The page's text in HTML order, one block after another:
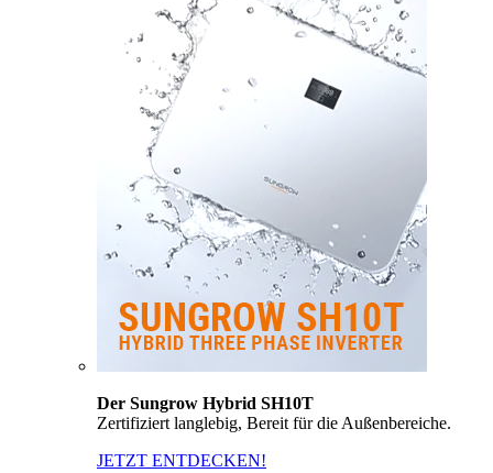
Der Sungrow Hybrid SH10T
Zertifiziert langlebig, Bereit für die Außenbereiche.
JETZT ENTDECKEN!